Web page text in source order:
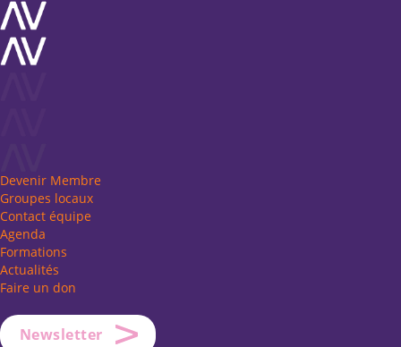
Devenir Membre
Groupes locaux
Contact équipe
Agenda
Formations
Actualités
Faire un don
Newsletter